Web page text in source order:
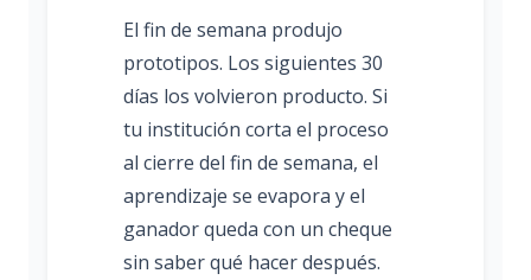
El fin de semana produjo
prototipos. Los siguientes 30
días los volvieron producto. Si
tu institución corta el proceso
al cierre del fin de semana, el
aprendizaje se evapora y el
ganador queda con un cheque
sin saber qué hacer después.